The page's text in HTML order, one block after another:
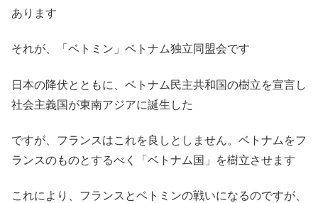
あります
それが、「ベトミン」ベトナム独立同盟会です
日本の降伏とともに、ベトナム民主共和国の樹立を宣言し
社会主義国が東南アジアに誕生した
ですが、フランスはこれを良しとしません。ベトナムをフ
ランスのものとするべく「ベトナム国」を樹立させます
これにより、フランスとベトミンの戦いになるのですが、